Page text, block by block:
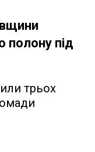
полону під
трьох